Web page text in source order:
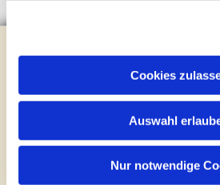
Cookies
Auswahl
Nur notwendige
Brockhagener Straße 28 | 33803
Mail:gemeindeamt@kirche-
Newsletter abonnieren
Kontakt und Öffnungszeiten